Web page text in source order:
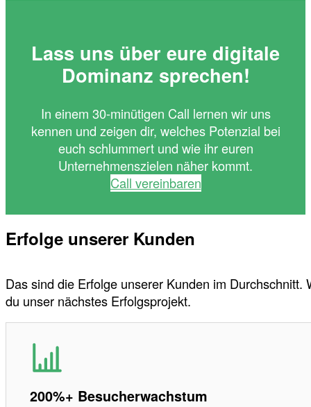
Lass uns über eure digitale
Dominanz sprechen!
In einem 30-minütigen Call lernen wir uns
kennen und zeigen dir, welches Potenzial bei
euch schlummert und wie ihr euren
Unternehmenszielen näher kommt.
Call vereinbaren
Erfolge unserer Kunden
Das sind die Erfolge unserer Kunden im Durchschnitt.
du unser nächstes Erfolgsprojekt.
200%+ Besucherwachstum